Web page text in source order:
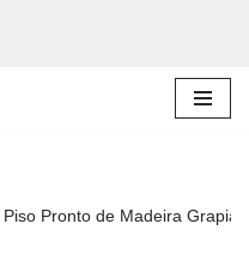
Piso Pronto de Madeira Grapia